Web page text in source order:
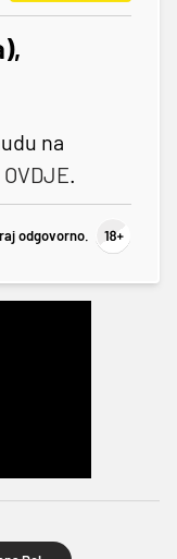
na
OVDJE.
odgovorno.